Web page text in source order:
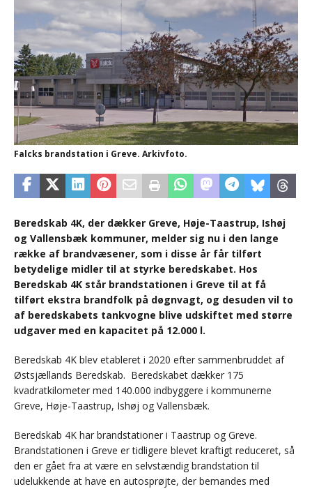
Falcks brandstation i Greve. Arkivfoto.
Beredskab 4K, der dækker Greve, Høje-Taastrup, Ishøj
og Vallensbæk kommuner, melder sig nu i den lange
række af brandvæsener, som i disse år får tilført
betydelige midler til at styrke beredskabet. Hos
Beredskab 4K står brandstationen i Greve til at få
tilført ekstra brandfolk på døgnvagt, og desuden vil to
af beredskabets tankvogne blive udskiftet med større
udgaver med en kapacitet på 12.000 l.
Beredskab 4K blev etableret i 2020 efter sammenbruddet af
Østsjællands Beredskab. Beredskabet dækker 175
kvadratkilometer med 140.000 indbyggere i kommunerne
Greve, Høje-Taastrup, Ishøj og Vallensbæk.
Beredskab 4K har brandstationer i Taastrup og Greve.
Brandstationen i Greve er tidligere blevet kraftigt reduceret, så
den er gået fra at være en selvstændig brandstation til
udelukkende at have en autosprøjte, der bemandes med